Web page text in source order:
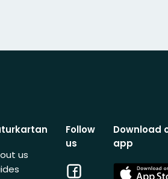
us
Follow
us
Facebook
Download
app
App